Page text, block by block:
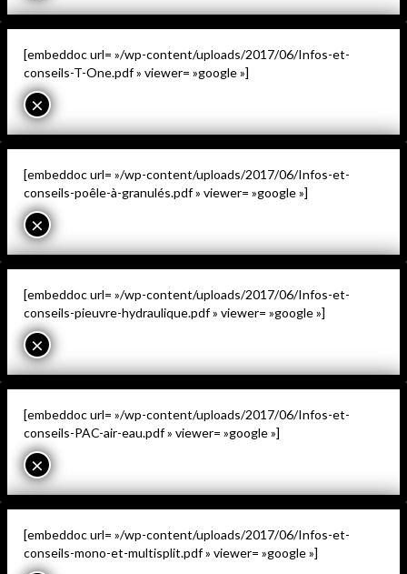
[embeddoc url= »/wp-content/uploads/2017/06/Infos-et-
conseils-T-One.pdf » viewer= »google »]
×
[embeddoc url= »/wp-content/uploads/2017/06/Infos-et-
conseils-poêle-à-granulés.pdf » viewer= »google »]
×
[embeddoc url= »/wp-content/uploads/2017/06/Infos-et-
conseils-pieuvre-hydraulique.pdf » viewer= »google »]
×
[embeddoc url= »/wp-content/uploads/2017/06/Infos-et-
conseils-PAC-air-eau.pdf » viewer= »google »]
×
[embeddoc url= »/wp-content/uploads/2017/06/Infos-et-
conseils-mono-et-multisplit.pdf » viewer= »google »]